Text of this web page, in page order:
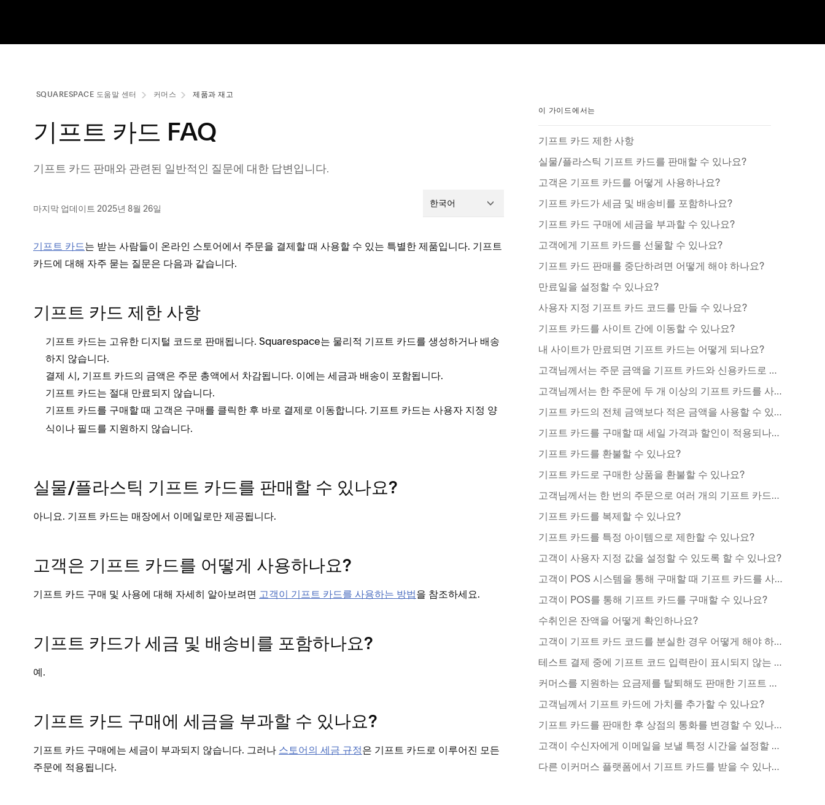
SQUARESPACE 도움말 센터 커머스 제품과 재고
기프트 카드 FAQ
기프트 카드 판매와 관련된 일반적인 질문에 대한 답변입니다.
마지막 업데이트 2025년 8월 26일 한국어
기프트 카드는 받는 사람들이 온라인 스토어에서 주문을 결제할 때 사용할 수 있는 특별한 제품입니다. 기프트
카드에 대해 자주 묻는 질문은 다음과 같습니다.
기프트 카드 제한 사항
기프트 카드는 고유한 디지털 코드로 판매됩니다. Squarespace는 물리적 기프트 카드를 생성하거나 배송
하지 않습니다.
결제 시, 기프트 카드의 금액은 주문 총액에서 차감됩니다. 이에는 세금과 배송이 포함됩니다.
기프트 카드는 절대 만료되지 않습니다.
기프트 카드를 구매할 때 고객은 구매 를 클릭한 후 바로 결제로 이동합니다. 기프트 카드는 사용자 지정 양
식이나 필드를 지원하지 않습니다.
실물/플라스틱 기프트 카드를 판매할 수 있나요?
아니요. 기프트 카드는 매장에서 이메일로만 제공됩니다.
고객은 기프트 카드를 어떻게 사용하나요?
기프트 카드 구매 및 사용에 대해 자세히 알아보려면 고객이 기프트 카드를 사용하는 방법을 참조하세요.
기프트 카드가 세금 및 배송비를 포함하나요?
예.
기프트 카드 구매에 세금을 부과할 수 있나요?
기프트 카드 구매에는 세금이 부과되지 않습니다. 그러나 스토어의 세금 규정은 기프트 카드로 이루어진 모든
주문에 적용됩니다.
이 가이드에서는
기프트 카드 제한 사항
실물/플라스틱 기프트 카드를 판매할 수 있나요?
고객은 기프트 카드를 어떻게 사용하나요?
기프트 카드가 세금 및 배송비를 포함하나요?
기프트 카드 구매에 세금을 부과할 수 있나요?
고객에게 기프트 카드를 선물할 수 있나요?
기프트 카드 판매를 중단하려면 어떻게 해야 하나요?
만료일을 설정할 수 있나요?
사용자 지정 기프트 카드 코드를 만들 수 있나요?
기프트 카드를 사이트 간에 이동할 수 있나요?
내 사이트가 만료되면 기프트 카드는 어떻게 되나요?
고객님께서는 주문 금액을 기프트 카드와 신용카드로 나누어 지불할 수 있나요?
고객님께서는 한 주문에 두 개 이상의 기프트 카드를 사용할 수 있나요?
기프트 카드의 전체 금액보다 적은 금액을 사용할 수 있나요?
기프트 카드를 구매할 때 세일 가격과 할인이 적용되나요?
기프트 카드를 환불할 수 있나요?
기프트 카드로 구매한 상품을 환불할 수 있나요?
고객님께서는 한 번의 주문으로 여러 개의 기프트 카드를 구매할 수 있나요? 아니면 다른 제품과 함께 기프트 카드를 구매하나요?
기프트 카드를 복제할 수 있나요?
기프트 카드를 특정 아이템으로 제한할 수 있나요?
고객이 사용자 지정 값을 설정할 수 있도록 할 수 있나요?
고객이 POS 시스템을 통해 구매할 때 기프트 카드를 사용할 수 있나요?
고객이 POS를 통해 기프트 카드를 구매할 수 있나요?
수취인은 잔액을 어떻게 확인하나요?
고객이 기프트 카드 코드를 분실한 경우 어떻게 해야 하나요?
테스트 결제 중에 기프트 코드 입력란이 표시되지 않는 이유는 무엇인가요?
커머스를 지원하는 요금제를 탈퇴해도 판매한 기프트 카드는 여전히 유효한가요?
고객님께서 기프트 카드에 가치를 추가할 수 있나요?
기프트 카드를 판매한 후 상점의 통화를 변경할 수 있나요?
고객이 수신자에게 이메일을 보낼 특정 시간을 설정할 수 있나요?
다른 이커머스 플랫폼에서 기프트 카드를 받을 수 있나요?